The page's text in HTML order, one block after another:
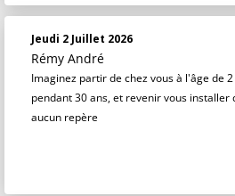
Jeudi 2 Juillet 2026
Rémy André
Imaginez partir de chez vous à l'âge de
pendant 30 ans, et revenir vous installer
aucun repère